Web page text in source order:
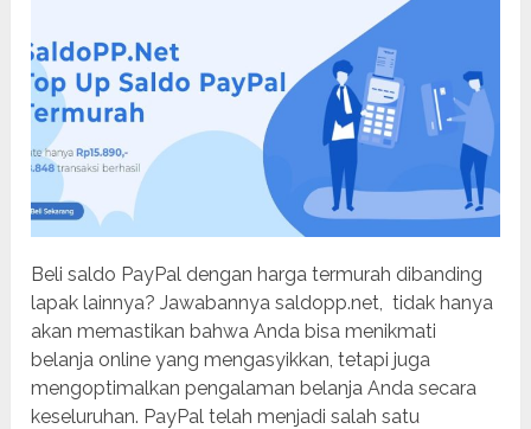
Beli saldo PayPal dengan harga termurah dibanding
lapak lainnya? Jawabannya saldopp.net, tidak hanya
akan memastikan bahwa Anda bisa menikmati
belanja online yang mengasyikkan, tetapi juga
mengoptimalkan pengalaman belanja Anda secara
keseluruhan. PayPal telah menjadi salah satu